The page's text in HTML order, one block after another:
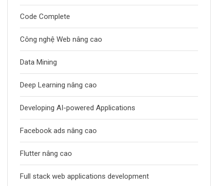
Code Complete
Công nghệ Web nâng cao
Data Mining
Deep Learning nâng cao
Developing AI-powered Applications
Facebook ads nâng cao
Flutter nâng cao
Full stack web applications development